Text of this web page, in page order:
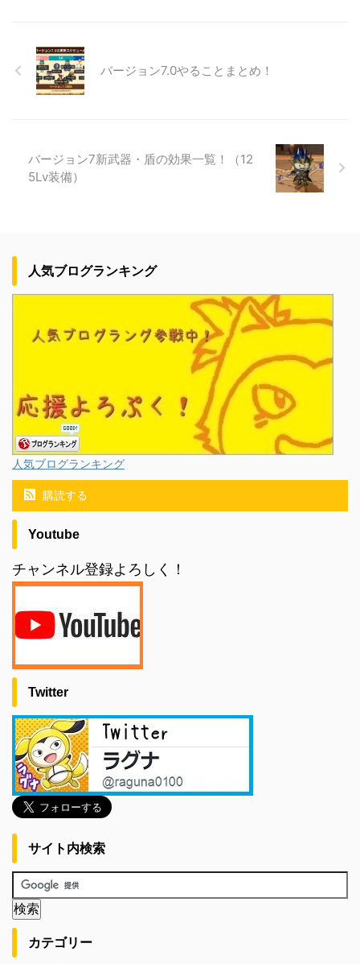
バージョン7.0やることまとめ！
バージョン7新武器・盾の効果一覧！（12
5Lv装備）
人気ブログランキング
人気ブログランキング
購読する
Youtube
チャンネル登録よろしく！
Twitter
サイト内検索
カテゴリー